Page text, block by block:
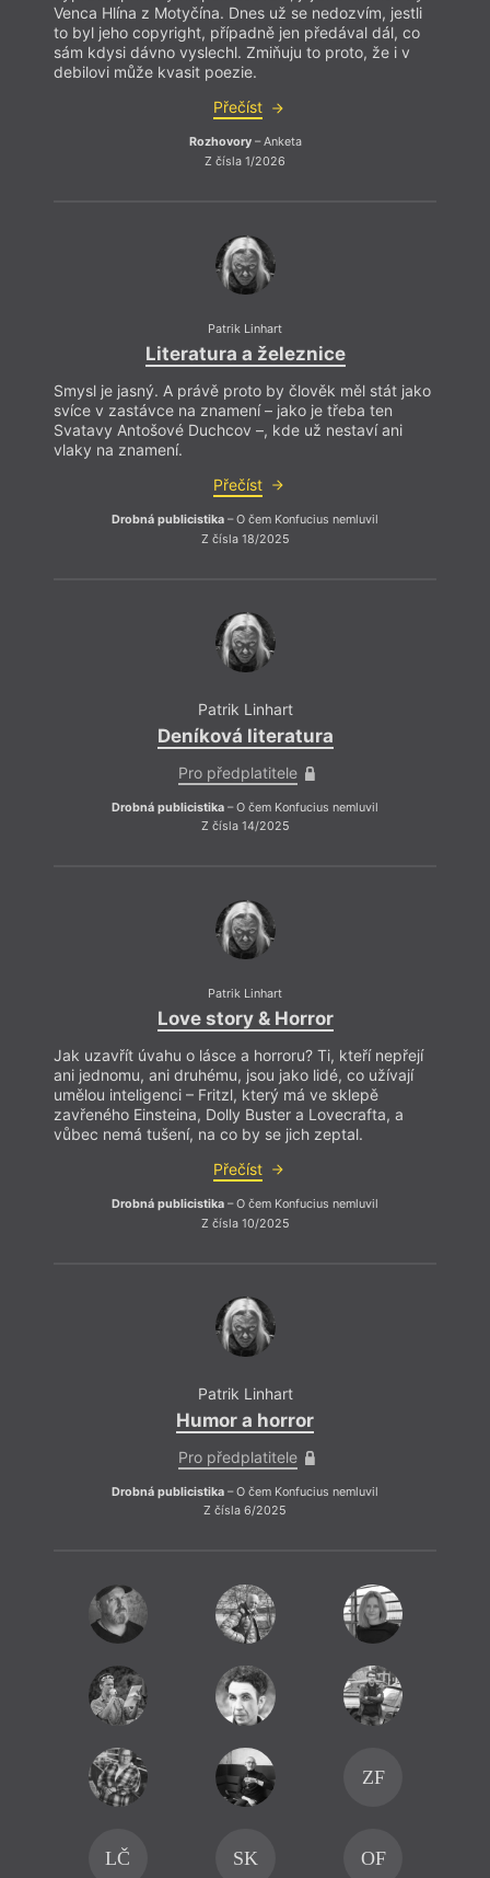
Venca Hlína z Motyčína. Dnes už se nedozvím, jestli
to byl jeho copyright, případně jen předával dál, co
sám kdysi dávno vyslechl. Zmiňuju to proto, že i v
debilovi může kvasit poezie.
Přečíst
Rozhovory– Anketa
Z čísla 1/2026
Patrik Linhart
Literatura a železnice
Smysl je jasný. A právě proto by člověk měl stát jako
svíce v zastávce na znamení – jako je třeba ten
Svatavy Antošové Duchcov –, kde už nestaví ani
vlaky na znamení.
Přečíst
Drobná publicistika – O čem Konfucius nemluvil
Z čísla 18/2025
Patrik Linhart
Deníková literatura
Pro předplatitele
Drobná publicistika – O čem Konfucius nemluvil
Z čísla 14/2025
Patrik Linhart
Love story & Horror
Jak uzavřít úvahu o lásce a horroru? Ti, kteří nepřejí
ani jednomu, ani druhému, jsou jako lidé, co užívají
umělou inteligenci – Fritzl, který má ve sklepě
zavřeného Einsteina, Dolly Buster a Lovecrafta, a
vůbec nemá tušení, na co by se jich zeptal.
Přečíst
Drobná publicistika – O čem Konfucius nemluvil
Z čísla 10/2025
Patrik Linhart
Humor a horror
Pro předplatitele
Drobná publicistika – O čem Konfucius nemluvil
Z čísla 6/2025
ZF
LČ SK OF